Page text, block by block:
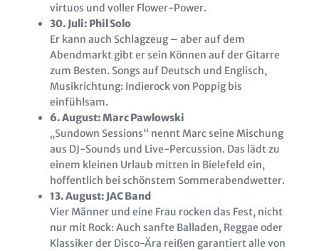
virtuos und voller Flower-Power.
30. Juli: Phil Solo
Er kann auch Schlagzeug – aber auf dem
Abendmarkt gibt er sein Können auf der Gitarre
zum Besten. Songs auf Deutsch und Englisch,
Musikrichtung: Indierock von Poppig bis
einfühlsam.
6. August: Marc Pawlowski
„Sundown Sessions“ nennt Marc seine Mischung
aus DJ-Sounds und Live-Percussion. Das lädt zu
einem kleinen Urlaub mitten in Bielefeld ein,
hoffentlich bei schönstem Sommerabendwetter.
13. August: JAC Band
Vier Männer und eine Frau rocken das Fest, nicht
nur mit Rock: Auch sanfte Balladen, Reggae oder
Klassiker der Disco-Ära reißen garantiert alle von